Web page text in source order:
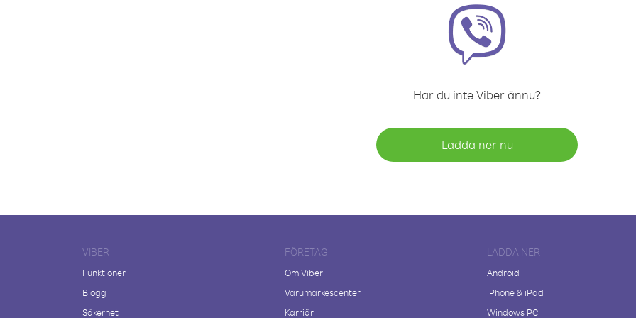
Har du inte Viber ännu?
Ladda ner nu
VIBER
Funktioner
Blogg
Säkerhet
FÖRETAG
Om Viber
Varumärkescenter
Karriär
LADDA NER
Android
iPhone & iPad
Windows PC